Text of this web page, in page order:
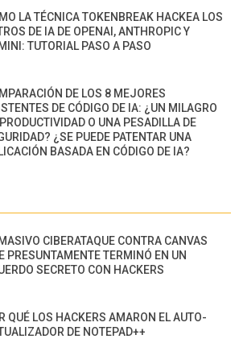
LA TÉCNICA TOKENBREAK HACKEA LOS
DE IA DE OPENAI, ANTHROPIC Y
TUTORIAL PASO A PASO
DE LOS 8 MEJORES
DE CÓDIGO DE IA: ¿UN MILAGRO
O UNA PESADILLA DE
¿SE PUEDE PATENTAR UNA
BASADA EN CÓDIGO DE IA?
CIBERATAQUE CONTRA CANVAS
PRESUNTAMENTE TERMINÓ EN UN
SECRETO CON HACKERS
QUÉ LOS HACKERS AMARON EL AUTO-
DE NOTEPAD++